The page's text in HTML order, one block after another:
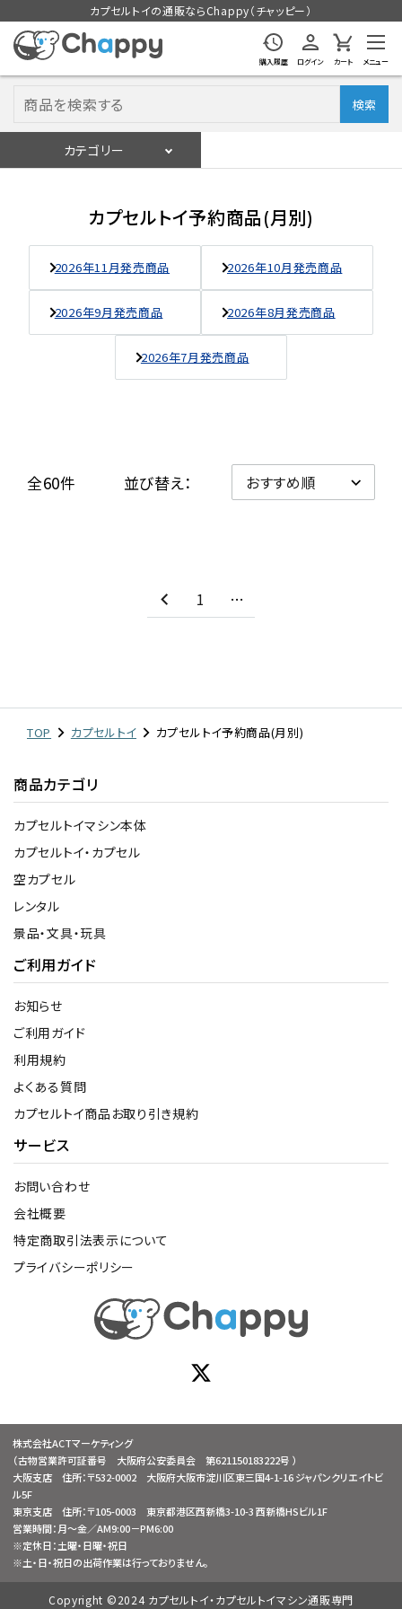
カプセルトイの通販ならChappy（チャッピー）
購入履歴 ログイン カート メニュー
検索
カテゴリー
景品・玩具・文具
よくあるご質問
06-6282-7659
カプセルトイ予約商品(月別)
2026年11月発売商品 2026年10月発売商品
2026年9月発売商品 2026年8月発売商品
2026年7月発売商品
全60件 並び替え：
1 …
TOP カプセルトイ カプセルトイ予約商品(月別)
商品カテゴリ
カプセルトイマシン本体
カプセルトイ・カプセル
空カプセル
レンタル
景品・文具・玩具
ご利用ガイド
お知らせ
ご利用ガイド
利用規約
よくある質問
カプセルトイ商品お取り引き規約
サービス
お問い合わせ
会社概要
特定商取引法表示について
プライバシーポリシー
株式会社ACTマーケティング
（古物営業許可証番号 大阪府公安委員会 第621150183222号 ）
大阪支店 住所：〒532-0002 大阪府大阪市淀川区東三国4-1-16 ジャパンクリエイトビ
ル5F
東京支店 住所：〒105-0003 東京都港区西新橋3-10-3 西新橋HSビル1F
営業時間：月～金／AM9:00－PM6:00
※定休日：土曜・日曜・祝日
※土・日・祝日の出荷作業は行っておりません。
Copyright ©2024 カプセルトイ・カプセルトイマシン通販専門